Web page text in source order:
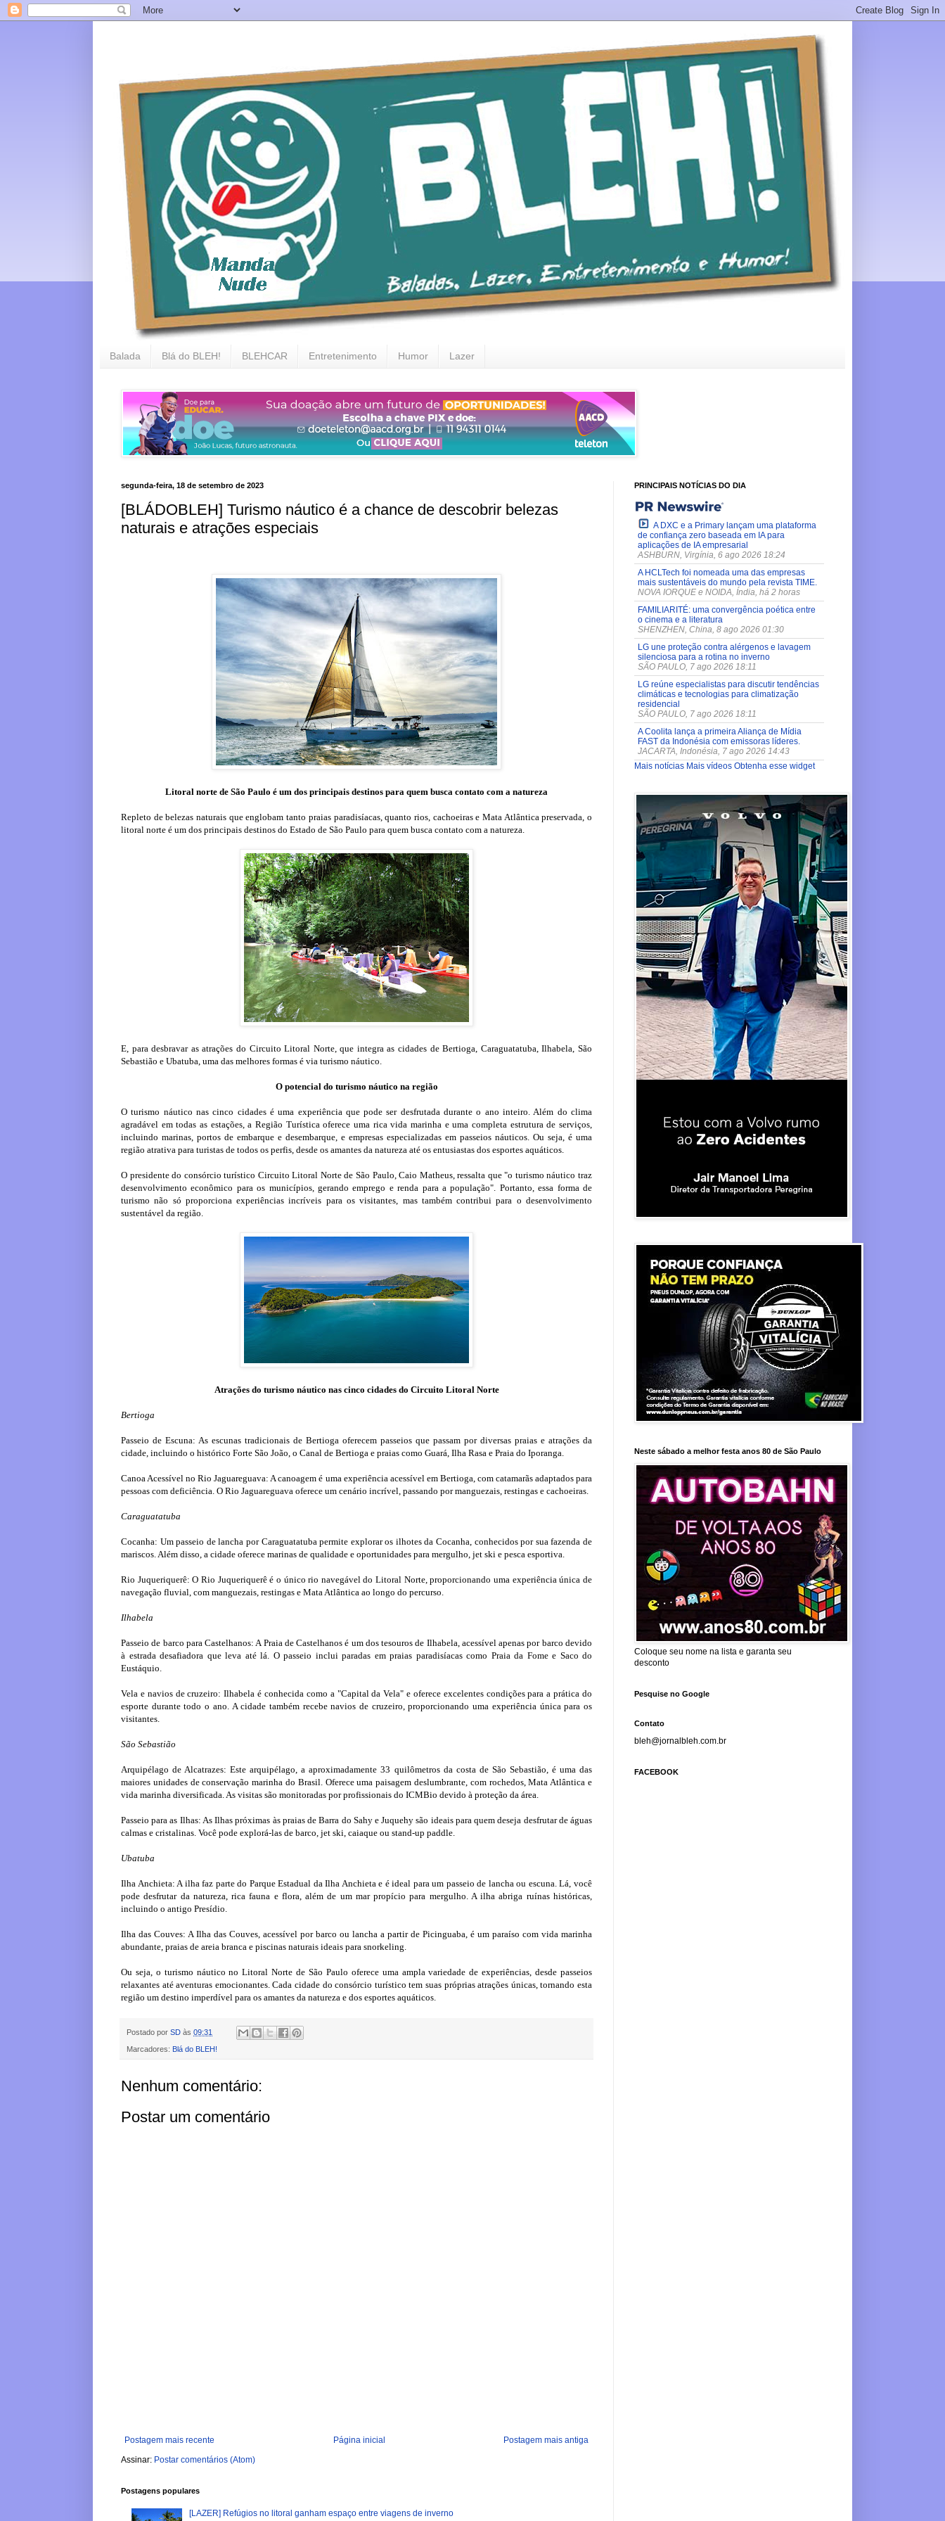
Balada Blá do BLEH! BLEHCAR Entretenimento Humor Lazer
segunda-feira, 18 de setembro de 2023
[BLÁDOBLEH] Turismo náutico é a chance de descobrir belezas
naturais e atrações especiais
Litoral norte de São Paulo é um dos principais destinos para quem busca contato com a natureza
Repleto de belezas naturais que englobam tanto praias paradisíacas, quanto rios, cachoeiras e Mata Atlântica preservada, o
litoral norte é um dos principais destinos do Estado de São Paulo para quem busca contato com a natureza.
E, para desbravar as atrações do Circuito Litoral Norte, que integra as cidades de Bertioga, Caraguatatuba, Ilhabela, São
Sebastião e Ubatuba, uma das melhores formas é via turismo náutico.
O potencial do turismo náutico na região
O turismo náutico nas cinco cidades é uma experiência que pode ser desfrutada durante o ano inteiro. Além do clima
agradável em todas as estações, a Região Turística oferece uma rica vida marinha e uma completa estrutura de serviços,
incluindo marinas, portos de embarque e desembarque, e empresas especializadas em passeios náuticos. Ou seja, é uma
região atrativa para turistas de todos os perfis, desde os amantes da natureza até os entusiastas dos esportes aquáticos.
O presidente do consórcio turístico Circuito Litoral Norte de São Paulo, Caio Matheus, ressalta que "o turismo náutico traz
desenvolvimento econômico para os municípios, gerando emprego e renda para a população". Portanto, essa forma de
turismo não só proporciona experiências incríveis para os visitantes, mas também contribui para o desenvolvimento
sustentável da região.
Atrações do turismo náutico nas cinco cidades do Circuito Litoral Norte
Bertioga
Passeio de Escuna: As escunas tradicionais de Bertioga oferecem passeios que passam por diversas praias e atrações da
cidade, incluindo o histórico Forte São João, o Canal de Bertioga e praias como Guará, Ilha Rasa e Praia do Iporanga.
Canoa Acessível no Rio Jaguareguava: A canoagem é uma experiência acessível em Bertioga, com catamarãs adaptados para
pessoas com deficiência. O Rio Jaguareguava oferece um cenário incrível, passando por manguezais, restingas e cachoeiras.
Caraguatatuba
Cocanha: Um passeio de lancha por Caraguatatuba permite explorar os ilhotes da Cocanha, conhecidos por sua fazenda de
mariscos. Além disso, a cidade oferece marinas de qualidade e oportunidades para mergulho, jet ski e pesca esportiva.
Rio Juqueriquerê: O Rio Juqueriquerê é o único rio navegável do Litoral Norte, proporcionando uma experiência única de
navegação fluvial, com manguezais, restingas e Mata Atlântica ao longo do percurso.
Ilhabela
Passeio de barco para Castelhanos: A Praia de Castelhanos é um dos tesouros de Ilhabela, acessível apenas por barco devido
à estrada desafiadora que leva até lá. O passeio inclui paradas em praias paradisíacas como Praia da Fome e Saco do
Eustáquio.
Vela e navios de cruzeiro: Ilhabela é conhecida como a "Capital da Vela" e oferece excelentes condições para a prática do
esporte durante todo o ano. A cidade também recebe navios de cruzeiro, proporcionando uma experiência única para os
visitantes.
São Sebastião
Arquipélago de Alcatrazes: Este arquipélago, a aproximadamente 33 quilômetros da costa de São Sebastião, é uma das
maiores unidades de conservação marinha do Brasil. Oferece uma paisagem deslumbrante, com rochedos, Mata Atlântica e
vida marinha diversificada. As visitas são monitoradas por profissionais do ICMBio devido à proteção da área.
Passeio para as Ilhas: As Ilhas próximas às praias de Barra do Sahy e Juquehy são ideais para quem deseja desfrutar de águas
calmas e cristalinas. Você pode explorá-las de barco, jet ski, caiaque ou stand-up paddle.
Ubatuba
Ilha Anchieta: A ilha faz parte do Parque Estadual da Ilha Anchieta e é ideal para um passeio de lancha ou escuna. Lá, você
pode desfrutar da natureza, rica fauna e flora, além de um mar propício para mergulho. A ilha abriga ruínas históricas,
incluindo o antigo Presídio.
Ilha das Couves: A Ilha das Couves, acessível por barco ou lancha a partir de Picinguaba, é um paraíso com vida marinha
abundante, praias de areia branca e piscinas naturais ideais para snorkeling.
Ou seja, o turismo náutico no Litoral Norte de São Paulo oferece uma ampla variedade de experiências, desde passeios
relaxantes até aventuras emocionantes. Cada cidade do consórcio turístico tem suas próprias atrações únicas, tornando esta
região um destino imperdível para os amantes da natureza e dos esportes aquáticos.
Postado por SD às 09:31
Marcadores: Blá do BLEH!
Nenhum comentário:
Postar um comentário
Postagem mais recente Postagem mais antiga
Página inicial
Assinar: Postar comentários (Atom)
Postagens populares
[LAZER] Refúgios no litoral ganham espaço entre viagens de inverno
PRINCIPAIS NOTÍCIAS DO DIA
A DXC e a Primary lançam uma plataforma
de confiança zero baseada em IA para
aplicações de IA empresarial
ASHBURN, Virgínia, 6 ago 2026 18:24
A HCLTech foi nomeada uma das empresas
mais sustentáveis do mundo pela revista TIME.
NOVA IORQUE e NOIDA, Índia, há 2 horas
FAMILIARITÉ: uma convergência poética entre
o cinema e a literatura
SHENZHEN, China, 8 ago 2026 01:30
LG une proteção contra alérgenos e lavagem
silenciosa para a rotina no inverno
SÃO PAULO, 7 ago 2026 18:11
LG reúne especialistas para discutir tendências
climáticas e tecnologias para climatização
residencial
SÃO PAULO, 7 ago 2026 18:11
A Coolita lança a primeira Aliança de Mídia
FAST da Indonésia com emissoras líderes.
JACARTA, Indonésia, 7 ago 2026 14:43
Mais notícias Mais vídeos Obtenha esse widget
Neste sábado a melhor festa anos 80 de São Paulo
Coloque seu nome na lista e garanta seu
desconto
Pesquise no Google
Contato
bleh@jornalbleh.com.br
FACEBOOK